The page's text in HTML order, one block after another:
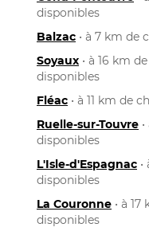
disponibles
Balzac • à 7 km de
Soyaux • à 16 km
disponibles
Fléac • à 11 km de
Ruelle-sur-Touvre
disponibles
L'Isle-d'Espagnac
disponibles
La Couronne • à
disponibles